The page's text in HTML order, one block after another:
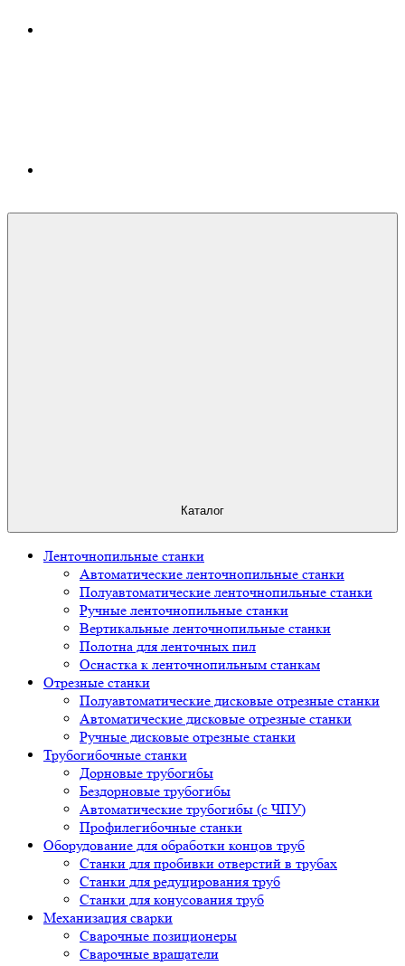
Каталог
Ленточнопильные станки
Автоматические ленточнопильные станки
Полуавтоматические ленточнопильные станки
Ручные ленточнопильные станки
Вертикальные ленточнопильные станки
Полотна для ленточных пил
Оснастка к ленточнопильным станкам
Отрезные станки
Полуавтоматические дисковые отрезные станки
Автоматические дисковые отрезные станки
Ручные дисковые отрезные станки
Трубогибочные станки
Дорновые трубогибы
Бездорновые трубогибы
Автоматические трубогибы (с ЧПУ)
Профилегибочные станки
Оборудование для обработки концов труб
Станки для пробивки отверстий в трубах
Станки для редуцирования труб
Станки для конусования труб
Механизация сварки
Сварочные позиционеры
Сварочные вращатели